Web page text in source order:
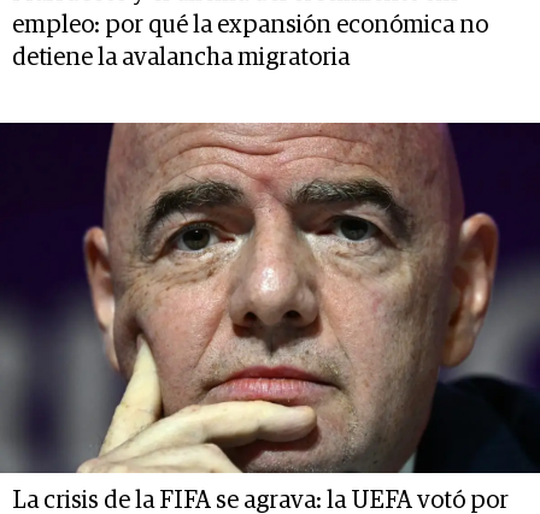
empleo: por qué la expansión económica no
detiene la avalancha migratoria
La crisis de la FIFA se agrava: la UEFA votó por